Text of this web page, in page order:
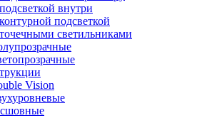
внутри
подсветкой
светильниками
Vision